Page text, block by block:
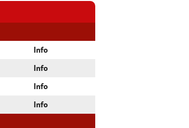
Info
Info
Info
Info